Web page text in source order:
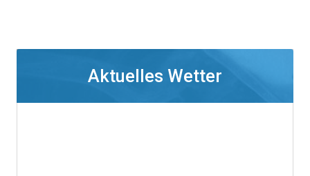
Aktuelles Wetter